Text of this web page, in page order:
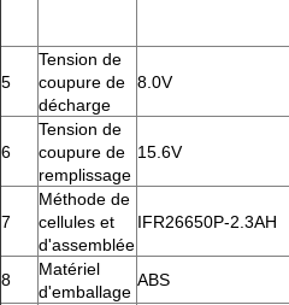
5
Tension de
coupure de
décharge
8.0V
6
Tension de
coupure de
remplissage
15.6V
7
Méthode de
cellules et
d'assemblée
IFR26650P-2.3AH
8
Matériel
d'emballage
ABS